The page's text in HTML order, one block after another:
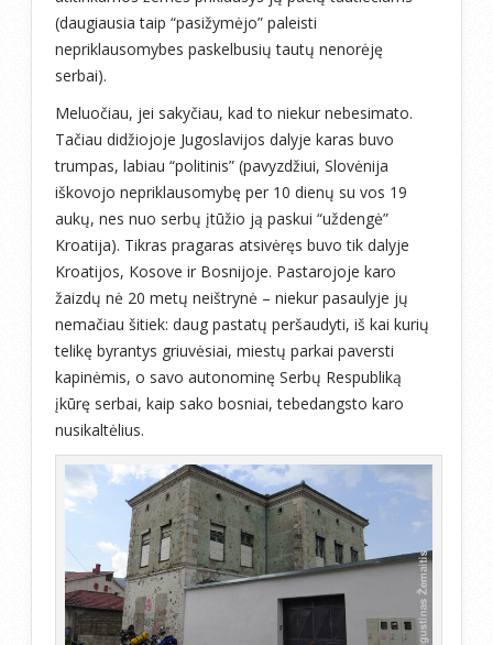
(daugiausia taip “pasižymėjo” paleisti
nepriklausomybes paskelbusių tautų nenorėję
serbai).
Meluočiau, jei sakyčiau, kad to niekur nebesimato.
Tačiau didžiojoje Jugoslavijos dalyje karas buvo
trumpas, labiau “politinis” (pavyzdžiui, Slovėnija
iškovojo nepriklausomybę per 10 dienų su vos 19
aukų, nes nuo serbų įtūžio ją paskui “uždengė”
Kroatija). Tikras pragaras atsivėręs buvo tik dalyje
Kroatijos, Kosove ir Bosnijoje. Pastarojoje karo
žaizdų nė 20 metų neištrynė – niekur pasaulyje jų
nemačiau šitiek: daug pastatų peršaudyti, iš kai kurių
telikę byrantys griuvėsiai, miestų parkai paversti
kapinėmis, o savo autonominę Serbų Respubliką
įkūrę serbai, kaip sako bosniai, tebedangsto karo
nusikaltėlius.